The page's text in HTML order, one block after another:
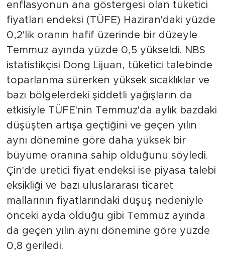
enflasyonun ana göstergesi olan tüketici
fiyatları endeksi (TÜFE) Haziran'daki yüzde
0,2'lik oranın hafif üzerinde bir düzeyle
Temmuz ayında yüzde 0,5 yükseldi. NBS
istatistikçisi Dong Lijuan, tüketici talebinde
toparlanma sürerken yüksek sıcaklıklar ve
bazı bölgelerdeki şiddetli yağışların da
etkisiyle TÜFE'nin Temmuz'da aylık bazdaki
düşüşten artışa geçtiğini ve geçen yılın
aynı dönemine göre daha yüksek bir
büyüme oranına sahip olduğunu söyledi.
Çin'de üretici fiyat endeksi ise piyasa talebi
eksikliği ve bazı uluslararası ticaret
mallarının fiyatlarındaki düşüş nedeniyle
önceki ayda olduğu gibi Temmuz ayında
da geçen yılın aynı dönemine göre yüzde
0,8 geriledi.